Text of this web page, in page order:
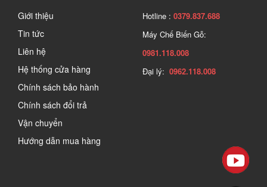
Giới thiệu
Tin tức
Liên hệ
Hệ thống cửa hàng
Chính sách bảo hành
Chính sách đổi trả
Vận chuyển
Hướng dẫn mua hàng
Hotline : 0379.837.688
Máy Chế Biến Gỗ:
0981.118.008
Đại lý: 0962.118.008